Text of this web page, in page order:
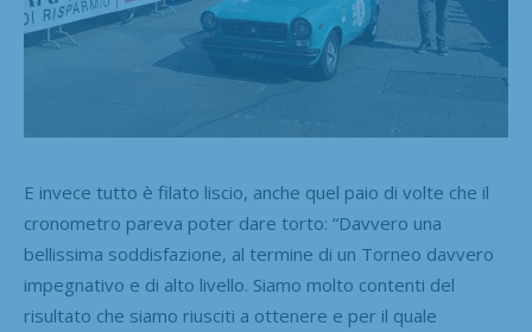
E invece tutto è filato liscio, anche quel paio di volte che il
cronometro pareva poter dare torto: “Davvero una
bellissima soddisfazione, al termine di un Torneo davvero
impegnativo e di alto livello. Siamo molto contenti del
risultato che siamo riusciti a ottenere e per il quale